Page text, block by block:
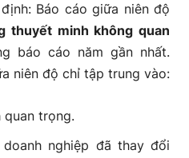
Báo cáo giữa niên độ
thuyết minh không quan
báo cáo năm gần nhất.
niên độ chỉ tập trung vào:
quan trọng.
nghiệp đã thay đổi